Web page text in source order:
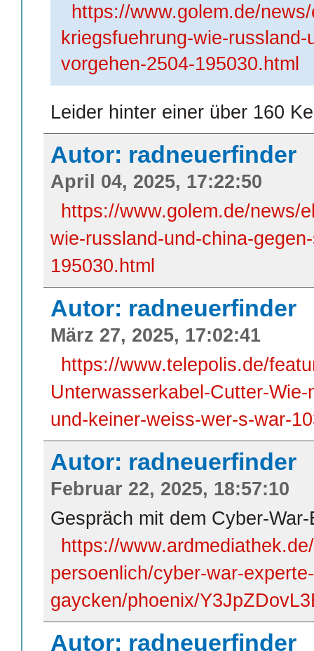
https://www.golem.de/
kriegsfuehrung-wie-
vorgehen-2504-195030.html
Leider hinter einer über 160
Autor: radneuerfinder
April 04, 2025, 17:22:50
https://www.golem.de/news/
wie-russland-und-china-
195030.html
Autor: radneuerfinder
März 27, 2025, 17:02:41
https://www.telepolis.de/
Unterwasserkabel-Cutter-
und-keiner-weiss-wer-s-war-
Autor: radneuerfinder
Februar 22, 2025, 18:57:10
Gespräch mit dem Cyber-
https://
persoenlich/cyber-war-
gaycken/phoenix/
Autor: radneuerfinder